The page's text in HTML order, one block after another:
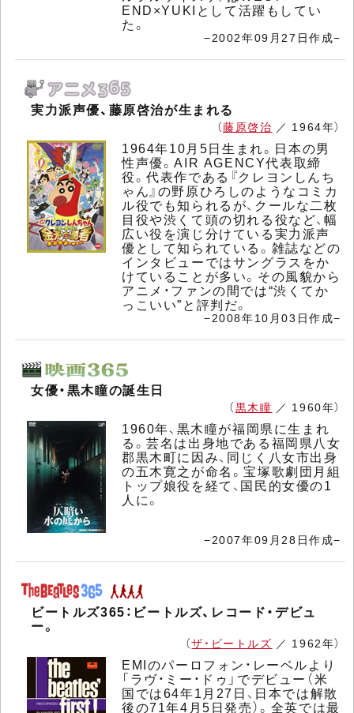
END×YUKIとして活躍もしてい
た。
−2002年09月27日作成−
実力派声優、藤原啓治が生まれる
（藤原啓治 ／ 1964年）
1964年10月5日生まれ。日本の男
性声優。AIR AGENCY代表取締
役。代表作である『クレヨンしんち
ゃん』の野原ひろしのようなコミカ
ル役でも知られるが、クールな二枚
目役や渋くて頭の切れる役など、幅
広い役を演じ分けている実力派声
優として知られている。雑誌などの
インタビューではサングラスをか
けていることが多い。その風貌から
アニメ・ファンの間では“渋くてか
っこいい”と評判だ。
−2008年10月03日作成−
女優・黒木瞳の誕生日
（黒木瞳 ／ 1960年）
1960年、黒木瞳が福岡県に生まれ
る。芸名は出身地である福岡県八女
郡黒木町に因み、同じく八女市出身
の五木寛之が命名。宝塚歌劇団月組
トップ娘役を経て、国民的女優の1
人に。
−2007年09月28日作成−
ビートルズ365：ビートルズ、レコード・デビュ
ー。
（ザ・ビートルズ ／ 1962年）
EMIのパーロフォン・レーベルより
「ラヴ・ミー・ドゥ」でデビュー（米
国では64年1月27日、日本では解散
後の71年4月5日発売）。全英では最